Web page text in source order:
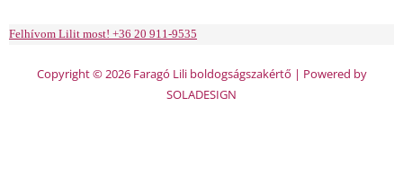
Felhívom Lilit most! +36 20 911-9535
Copyright © 2026 Faragó Lili boldogságszakértő | Powered by
SOLADESIGN